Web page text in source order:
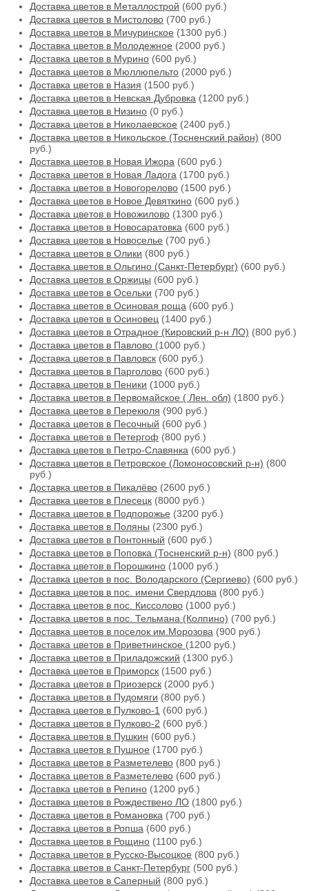
Доставка цветов в Металлострой (600 руб.)
Доставка цветов в Мистолово (700 руб.)
Доставка цветов в Мичуринское (1300 руб.)
Доставка цветов в Молодежное (2000 руб.)
Доставка цветов в Мурино (600 руб.)
Доставка цветов в Мюллюпельто (2000 руб.)
Доставка цветов в Назия (1500 руб.)
Доставка цветов в Невская Дубровка (1200 руб.)
Доставка цветов в Низино (0 руб.)
Доставка цветов в Николаевское (2400 руб.)
Доставка цветов в Никольское (Тосненский район) (800
руб.)
Доставка цветов в Новая Ижора (600 руб.)
Доставка цветов в Новая Ладога (1700 руб.)
Доставка цветов в Новогорелово (1500 руб.)
Доставка цветов в Новое Девяткино (600 руб.)
Доставка цветов в Новожилово (1300 руб.)
Доставка цветов в Новосаратовка (600 руб.)
Доставка цветов в Новоселье (700 руб.)
Доставка цветов в Олики (800 руб.)
Доставка цветов в Ольгино (Санкт-Петербург) (600 руб.)
Доставка цветов в Оржицы (600 руб.)
Доставка цветов в Осельки (700 руб.)
Доставка цветов в Осиновая роща (600 руб.)
Доставка цветов в Осиновец (1400 руб.)
Доставка цветов в Отрадное (Кировский р-н ЛО) (800 руб.)
Доставка цветов в Павлово (1000 руб.)
Доставка цветов в Павловск (600 руб.)
Доставка цветов в Парголово (600 руб.)
Доставка цветов в Пеники (1000 руб.)
Доставка цветов в Первомайское ( Лен. обл) (1800 руб.)
Доставка цветов в Перекюля (900 руб.)
Доставка цветов в Песочный (600 руб.)
Доставка цветов в Петергоф (800 руб.)
Доставка цветов в Петро-Славянка (600 руб.)
Доставка цветов в Петровское (Ломоносовский р-н) (800
руб.)
Доставка цветов в Пикалёво (2600 руб.)
Доставка цветов в Плесецк (8000 руб.)
Доставка цветов в Подпорожье (3200 руб.)
Доставка цветов в Поляны (2300 руб.)
Доставка цветов в Понтонный (600 руб.)
Доставка цветов в Поповка (Тосненский р-н) (800 руб.)
Доставка цветов в Порошкино (1000 руб.)
Доставка цветов в пос. Володарского (Сергиево) (600 руб.)
Доставка цветов в пос. имени Свердлова (800 руб.)
Доставка цветов в пос. Киссолово (1000 руб.)
Доставка цветов в пос. Тельмана (Колпино) (700 руб.)
Доставка цветов в поселок им.Морозова (900 руб.)
Доставка цветов в Приветнинское (1200 руб.)
Доставка цветов в Приладожский (1300 руб.)
Доставка цветов в Приморск (1500 руб.)
Доставка цветов в Приозерск (2000 руб.)
Доставка цветов в Пудомяги (800 руб.)
Доставка цветов в Пулково-1 (600 руб.)
Доставка цветов в Пулково-2 (600 руб.)
Доставка цветов в Пушкин (600 руб.)
Доставка цветов в Пушное (1700 руб.)
Доставка цветов в Разметелево (800 руб.)
Доставка цветов в Разметелево (600 руб.)
Доставка цветов в Репино (1200 руб.)
Доставка цветов в Рождествено ЛО (1800 руб.)
Доставка цветов в Романовка (700 руб.)
Доставка цветов в Ропша (600 руб.)
Доставка цветов в Рощино (1100 руб.)
Доставка цветов в Русско-Высоцкое (800 руб.)
Доставка цветов в Санкт-Петербург (500 руб.)
Доставка цветов в Саперный (800 руб.)